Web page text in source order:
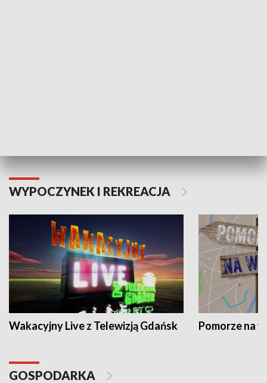
WYPOCZYNEK I REKREACJA
Wakacyjny Live z Telewizją Gdańsk Pomorze na
GOSPODARKA